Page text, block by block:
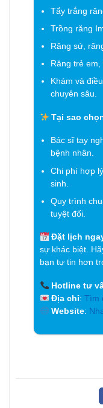
Tẩy trắng
Trồng răng
Răng sứ,
Răng trẻ
Khám và
chuyên sâu.
Tại sao
Bác sĩ tay
bệnh nhân.
Chi phí hợp
sinh.
Quy trình
tuyệt đối.
Đặt lịch
sự khác biệt.
bạn tự tin hơn
Hotline tư
Địa chỉ:Tìm
Website: